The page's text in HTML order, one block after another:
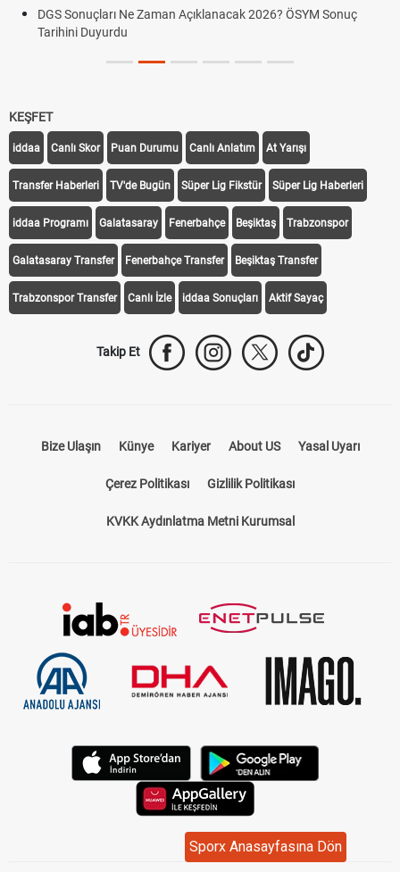
Sporx Anasayfasına Dön
DGS Sonuçları Ne Zaman Açıklanacak 2026? ÖSYM Sonuç
Tarihini Duyurdu
KEŞFET
iddaa Canlı Skor Puan Durumu Canlı Anlatım At Yarışı
Transfer Haberleri TV'de Bugün Süper Lig Fikstür Süper Lig Haberleri
iddaa Programı Galatasaray Fenerbahçe Beşiktaş Trabzonspor
Galatasaray Transfer Fenerbahçe Transfer Beşiktaş Transfer
Trabzonspor Transfer Canlı İzle iddaa Sonuçları Aktif Sayaç
Takip Et
Bize Ulaşın Künye Kariyer About US Yasal Uyarı
Çerez Politikası Gizlilik Politikası
KVKK Aydınlatma Metni Kurumsal